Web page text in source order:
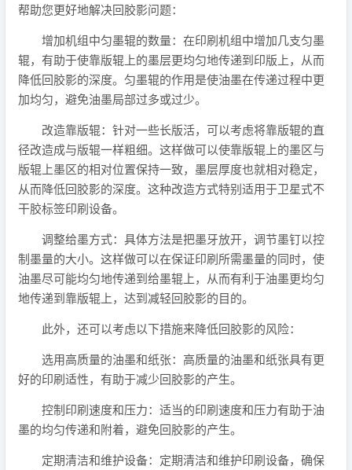
帮助您更好地解决回胶影问题：
增加机组中匀墨辊的数量：在印刷机组中增加几支匀墨
辊，有助于使靠版辊上的墨层更均匀地传递到印版上，从而
降低回胶影的深度。匀墨辊的作用是使油墨在传递过程中更
加均匀，避免油墨局部过多或过少。
改造靠版辊：针对一些长版活，可以考虑将靠版辊的直
径改造成与版辊一样粗细。这样做可以使靠版辊上的墨区与
版辊上墨区的相对位置保持一致，墨层厚度也就相对稳定，
从而降低回胶影的深度。这种改造方式特别适用于卫星式不
干胶标签印刷设备。
调整给墨方式：具体方法是把墨牙放开，调节墨钉以控
制墨量的大小。这样做可以在保证印刷所需墨量的同时，使
油墨尽可能均匀地传递到给墨辊上，从而有利于油墨更均匀
地传递到靠版辊上，达到减轻回胶影的目的。
此外，还可以考虑以下措施来降低回胶影的风险：
选用高质量的油墨和纸张：高质量的油墨和纸张具有更
好的印刷适性，有助于减少回胶影的产生。
控制印刷速度和压力：适当的印刷速度和压力有助于油
墨的均匀传递和附着，避免回胶影的产生。
定期清洁和维护设备：定期清洁和维护印刷设备，确保